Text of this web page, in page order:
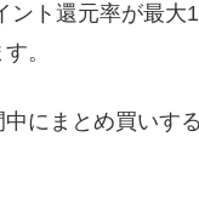
ト還元率が最大
。
にまとめ買いす